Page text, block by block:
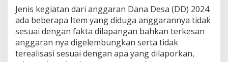
Jenis kegiatan dari anggaran Dana Desa (DD) 2024
ada beberapa Item yang diduga anggarannya tidak
sesuai dengan fakta dilapangan bahkan terkesan
anggaran nya digelembungkan serta tidak
terealisasi sesuai dengan apa yang dilaporkan,